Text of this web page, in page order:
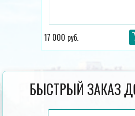
17 000 руб.
БЫСТРЫЙ ЗАКАЗ